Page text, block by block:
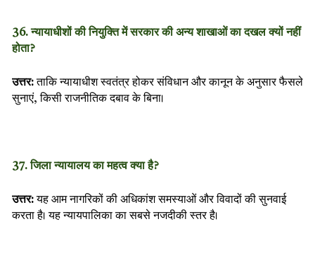
36. न्यायाधीशों की नियुक्ति में सरकार की अन्य शाखाओं का दखल क्यों नहीं
होता?
उत्तर:ताकि न्यायाधीश स्वतंत्र होकर संविधान और कानून के अनुसार फैसले
सुनाएं, किसी राजनीतिक दबाव के बिना।
37. जिला न्यायालय का महत्व क्या है?
उत्तर:यह आम नागरिकों की अधिकांश समस्याओं और विवादों की सुनवाई
करता है। यह न्यायपालिका का सबसे नजदीकी स्तर है।